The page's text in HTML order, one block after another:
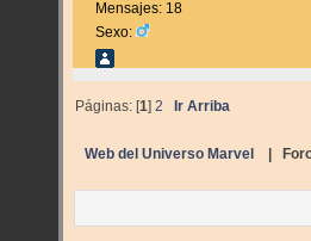
Mensajes: 18
Sexo:
Páginas: [1]2 Ir Arriba
Web del Universo Marvel |